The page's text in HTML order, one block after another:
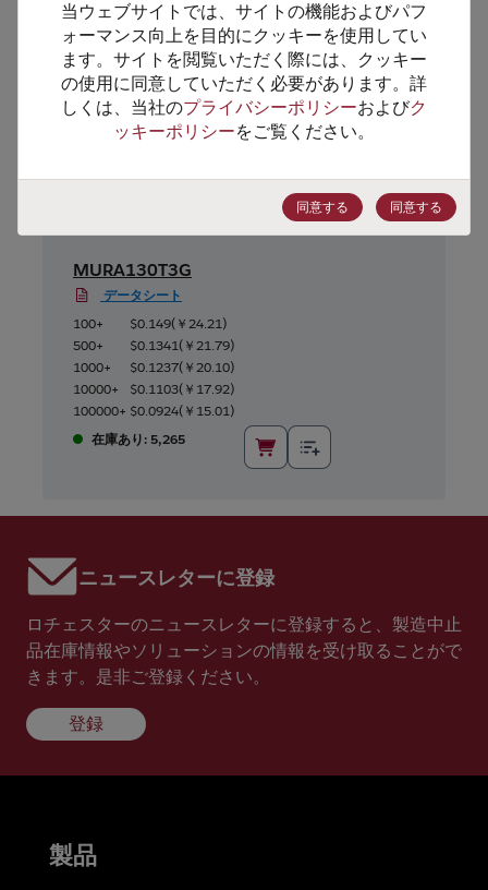
代替製品のご提案
MURA130T3G
データシート
100+
$0.149(￥24.21)
500+
$0.1341(￥21.79)
1000+
$0.1237(￥20.10)
10000+
$0.1103(￥17.92)
100000+ $0.0924(￥15.01)
在庫あり: 5,265
ニュースレターに登録
ロチェスターのニュースレターに登録すると、製造中止
品在庫情報やソリューションの情報を受け取ることがで
きます。是非ご登録ください。
登録
当ウェブサイトでは、サイトの機能およびパフ
ォーマンス向上を目的にクッキーを使用してい
ます。サイトを閲覧いただく際には、クッキー
の使用に同意していただく必要があります。詳
しくは、当社のプライバシーポリシーおよびク
ッキーポリシーをご覧ください。
同意する 同意する
製品